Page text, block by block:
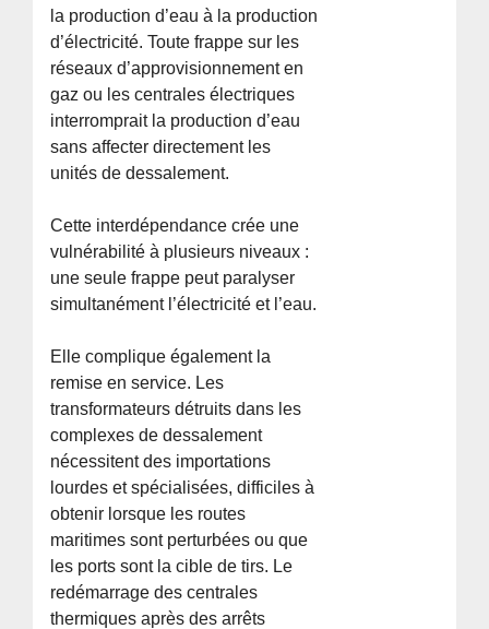
la production d’eau à la production
d’électricité. Toute frappe sur les
réseaux d’approvisionnement en
gaz ou les centrales électriques
interromprait la production d’eau
sans affecter directement les
unités de dessalement.
Cette interdépendance crée une
vulnérabilité à plusieurs niveaux :
une seule frappe peut paralyser
simultanément l’électricité et l’eau.
Elle complique également la
remise en service. Les
transformateurs détruits dans les
complexes de dessalement
nécessitent des importations
lourdes et spécialisées, difficiles à
obtenir lorsque les routes
maritimes sont perturbées ou que
les ports sont la cible de tirs. Le
redémarrage des centrales
thermiques après des arrêts